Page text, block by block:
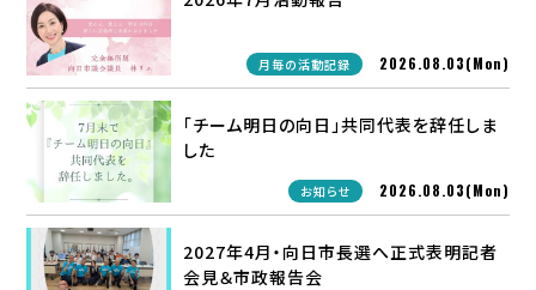
月毎の活動記録 2026.08.03(Mon)
「チーム明日の向日」共同代表を辞任しま
した
お知らせ 2026.08.03(Mon)
2027年4月・向日市長選へ正式表明記者
会見＆市政報告会